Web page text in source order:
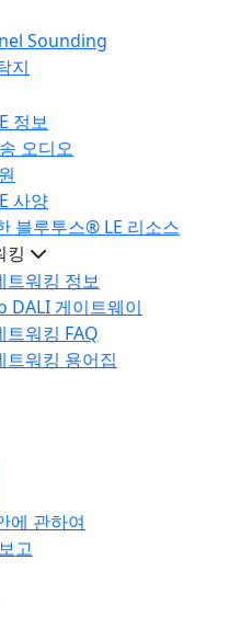
Sounding
지
정보
오디오
사양
블루투스® LE 리소스
킹
워킹 정보
DALI 게이트웨이
워킹 FAQ
워킹 용어집
에 관하여
고